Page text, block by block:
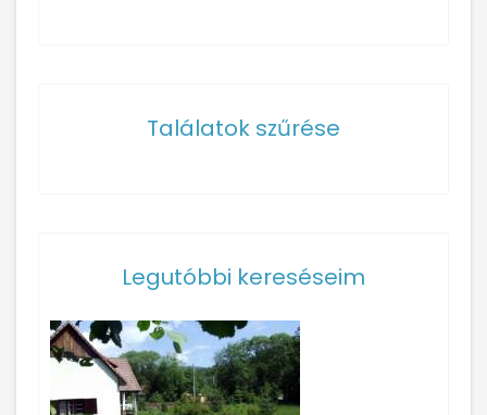
Találatok szűrése
Legutóbbi kereséseim